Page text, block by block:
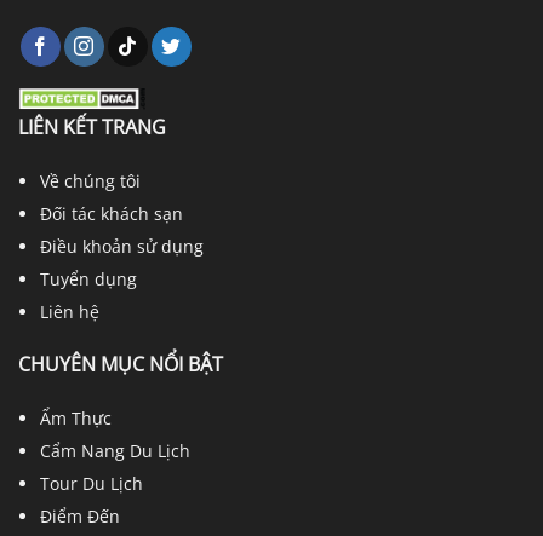
LIÊN KẾT TRANG
Về chúng tôi
Đối tác khách sạn
Điều khoản sử dụng
Tuyển dụng
Liên hệ
CHUYÊN MỤC NỔI BẬT
Ẩm Thực
Cẩm Nang Du Lịch
Tour Du Lịch
Điểm Đến